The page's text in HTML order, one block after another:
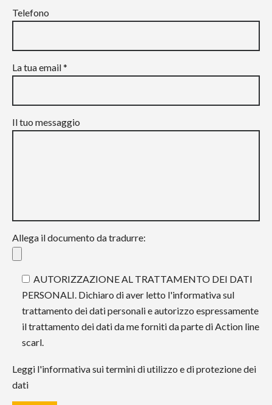
Telefono
La tua email *
Il tuo messaggio
Allega il documento da tradurre:
AUTORIZZAZIONE AL TRATTAMENTO DEI DATI
PERSONALI. Dichiaro di aver letto l'informativa sul
trattamento dei dati personali e autorizzo espressamente
il trattamento dei dati da me forniti da parte di Action line
scarl.
Leggi l'informativa sui termini di utilizzo e di protezione dei
dati